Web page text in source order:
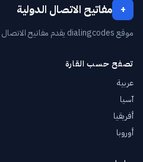
+ مفاتيح الاتصال الدولية
موقع dialingcodes يقدم مفاتيح الاتصال الدولية ومعلومات الدول مجاناً.
تصفح حسب القارة
عربية
آسيا
أفريقيا
أوروبا